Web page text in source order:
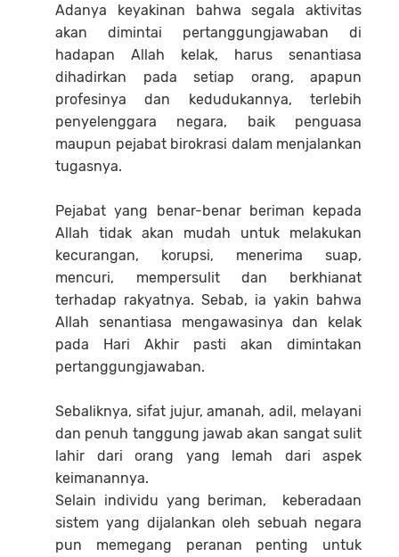
Adanya keyakinan bahwa segala aktivitas
akan dimintai pertanggungjawaban di
hadapan Allah kelak, harus senantiasa
dihadirkan pada setiap orang, apapun
profesinya dan kedudukannya, terlebih
penyelenggara negara, baik penguasa
maupun pejabat birokrasi dalam menjalankan
tugasnya.
Pejabat yang benar-benar beriman kepada
Allah tidak akan mudah untuk melakukan
kecurangan, korupsi, menerima suap,
mencuri, mempersulit dan berkhianat
terhadap rakyatnya. Sebab, ia yakin bahwa
Allah senantiasa mengawasinya dan kelak
pada Hari Akhir pasti akan dimintakan
pertanggungjawaban.
Sebaliknya, sifat jujur, amanah, adil, melayani
dan penuh tanggung jawab akan sangat sulit
lahir dari orang yang lemah dari aspek
keimanannya.
Selain individu yang beriman, keberadaan
sistem yang dijalankan oleh sebuah negara
pun memegang peranan penting untuk